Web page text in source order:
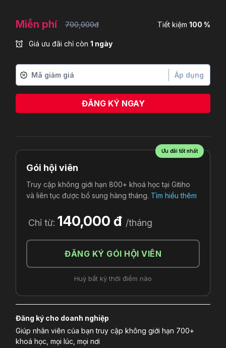
Miễn phí 700,000đ Tiết kiệm 100 %
Giá ưu đãi chỉ còn 1 ngày
Áp dụng
ĐĂNG KÝ NGAY
Ưu đãi tốt nhất
Gói hội viên
Truy cập không giới hạn 800+ khoá học tại Gitiho
và liên tục được bổ sung hàng tháng. Tìm hiểu thêm
Chỉ từ: 140,000 đ /tháng
ĐĂNG KÝ GÓI HỘI VIÊN
Huỷ bất kỳ thời điểm nào
Đăng ký cho doanh nghiệp
Giúp nhân viên của bạn truy cập không giới hạn 700+
khoá học, mọi lúc, mọi nơi